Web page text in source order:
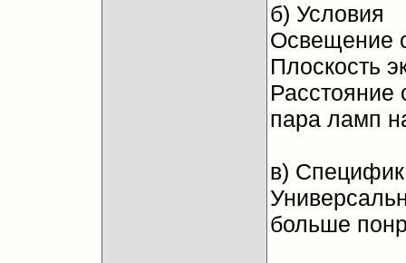
б) Условия
Освещение
Плоскость
Расстояние
пара ламп
в)
больше